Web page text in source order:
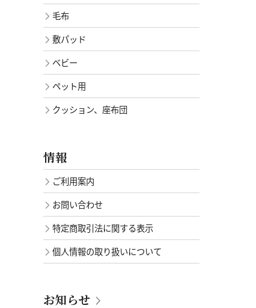
毛布
敷パッド
ベビー
ペット用
クッション、座布団
情報
ご利用案内
お問い合わせ
特定商取引法に関する表示
個人情報の取り扱いについて
お知らせ